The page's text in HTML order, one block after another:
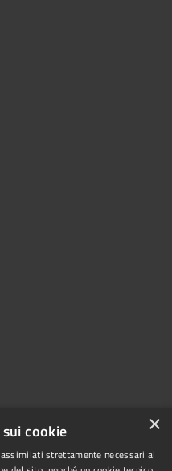
×
cookie
strettamente necessari al